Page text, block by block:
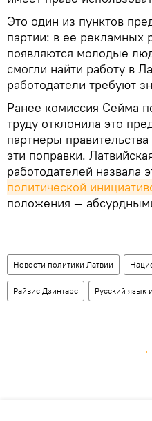
Это один из пунктов
партии: в ее рекламных
появляются молодые
смогли найти работу в
работодатели требуют
Ранее комиссия Сейма
труду отклонила это
партнеры
эти поправки.
работодателей назвала
политической
положения —
Новости политики Латвии
Райвис Дзинтарс Русский язык